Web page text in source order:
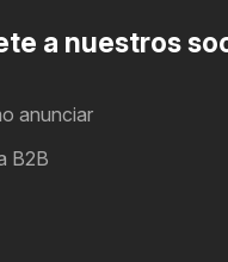
a nuestros
anunciar
B2B